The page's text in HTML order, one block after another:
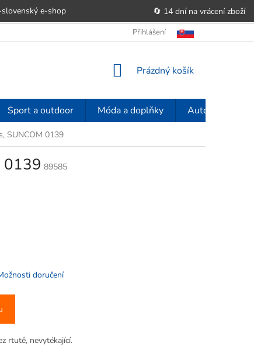
e‑shop
🔄 14 dní na vrácení zboží
POUČENÍ O PRÁVU
Přihlášení
NÁKUPNÍ
Prázdný košík
Sport a outdoor Móda a doplňky Auto-moto
SUNCOM 0139
0139 89585
doručení
rtutě, nevytékající.